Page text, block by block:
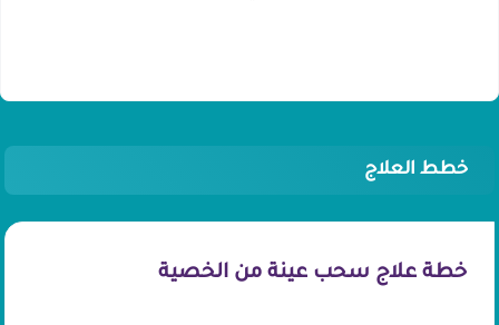
خطط العلاج
خطة علاج سحب عينة من الخصية